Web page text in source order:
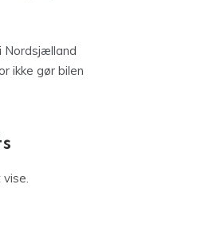
Nordsjælland
ikke gør bilen